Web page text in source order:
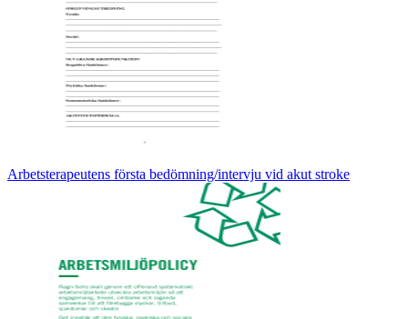
Arbetsterapeutens första bedömning/intervju vid akut stroke